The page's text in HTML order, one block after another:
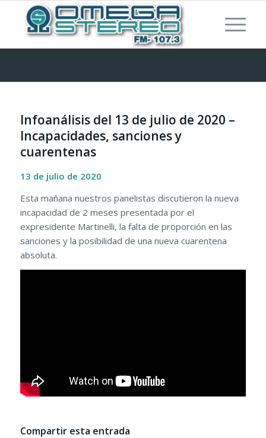
Infoanálisis del 13 de julio de 2020 –
Incapacidades, sanciones y
cuarentenas
13 de julio de 2020
Esta mañana nuestros panelistas discutieron la nueva
incapacidad de 2 meses presentada por el
expresidente Martinelli, la falta de proporción en las
sanciones y la posibilidad de una nueva cuarentena
absoluta.
Compartir esta entrada